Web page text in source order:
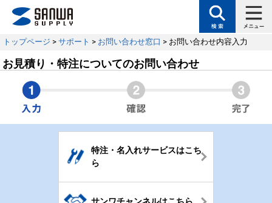
トップページ > サポート > お問い合わせ窓口 > お問い合わせ内容入力
お見積り・特注についてのお問い合わせ
特注・名入れサービスはこち
ら
サンワチャンネルはこちら